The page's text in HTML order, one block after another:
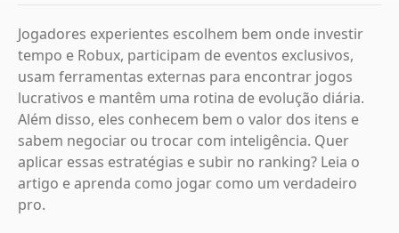
Jogadores experientes escolhem bem onde investir
tempo e Robux, participam de eventos exclusivos,
usam ferramentas externas para encontrar jogos
lucrativos e mantêm uma rotina de evolução diária.
Além disso, eles conhecem bem o valor dos itens e
sabem negociar ou trocar com inteligência. Quer
aplicar essas estratégias e subir no ranking? Leia o
artigo e aprenda como jogar como um verdadeiro
pro.